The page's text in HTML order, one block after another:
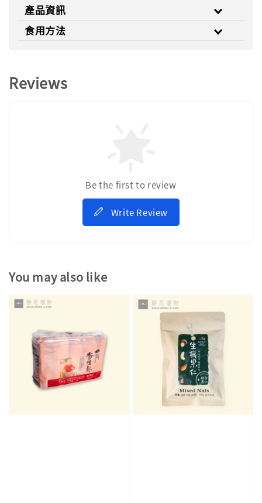
產品資訊
食用方法
Reviews
Be the first to review
Write Review
You may also like